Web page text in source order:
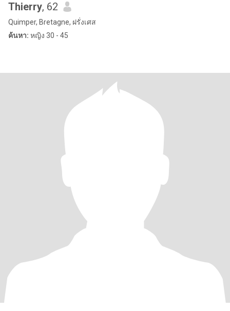
Thierry, 62
Quimper, Bretagne, ฝรั่งเศส
ค้นหา: หญิง 30 - 45